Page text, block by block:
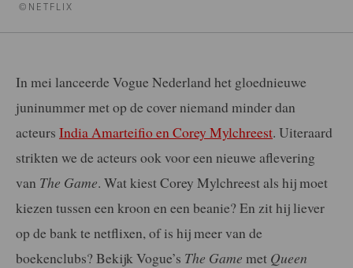
©NETFLIX
In mei lanceerde Vogue Nederland het gloednieuwe
juninummer met op de cover niemand minder dan
acteurs India Amarteifio en Corey Mylchreest. Uiteraard
strikten we de acteurs ook voor een nieuwe aflevering
van The Game. Wat kiest Corey Mylchreest als hij moet
kiezen tussen een kroon en een beanie? En zit hij liever
op de bank te netflixen, of is hij meer van de
boekenclubs? Bekijk Vogue’s The Game met Queen